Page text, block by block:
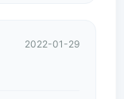
2022-01-29